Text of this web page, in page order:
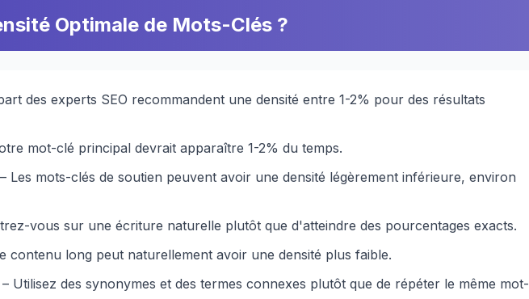
Optimale de Mots-Clés ?
des experts SEO recommandent une densité entre 1-2% pour des résultats
mot-clé principal devrait apparaître 1-2% du temps.
– Les mots-clés de soutien peuvent avoir une densité légèrement inférieure, environ
vous sur une écriture naturelle plutôt que d'atteindre des pourcentages exacts.
contenu long peut naturellement avoir une densité plus faible.
– Utilisez des synonymes et des termes connexes plutôt que de répéter le même mot-